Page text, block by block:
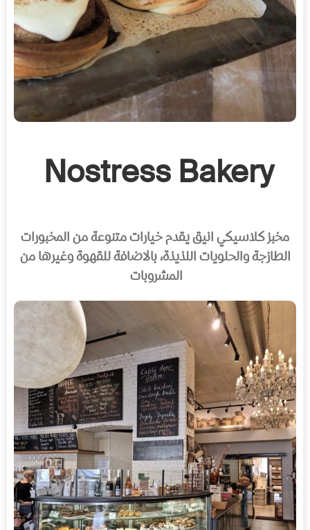
Nostress Bakery
مخبز كلاسيكي انيق يقدم خيارات متنوعة من المخبورات
الطازجة والحلويات اللذيذة، بالاضافة للقهوة وغيرها من
المشروبات